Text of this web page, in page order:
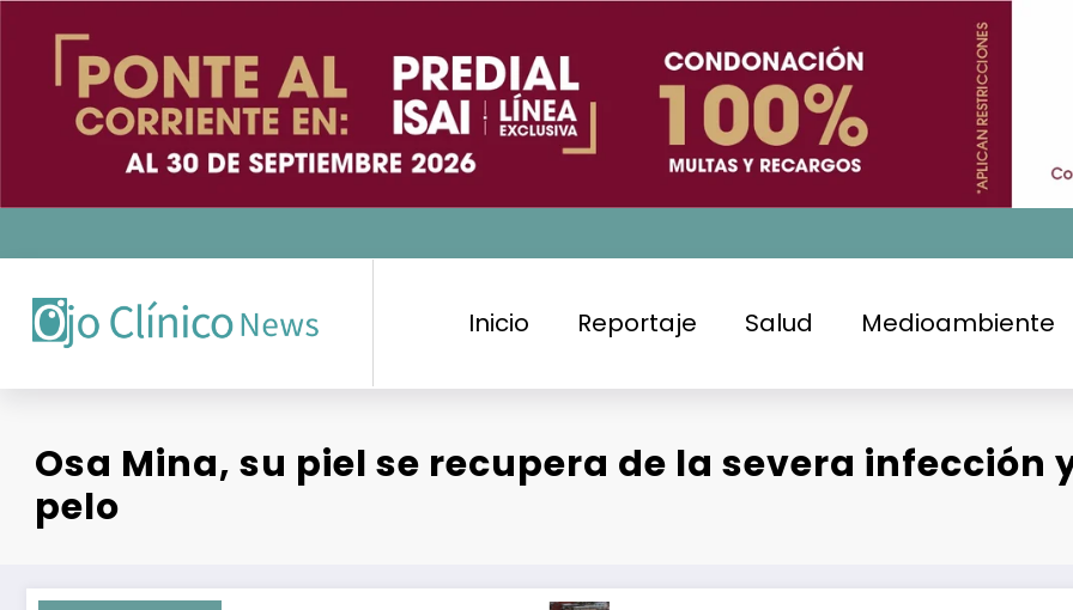
contenido
Inicio Reportaje Salud Medioambiente
Osa Mina, su piel se recupera de la severa
pelo